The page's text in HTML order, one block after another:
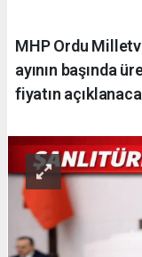
MHP Ordu
ayının başında
fiyatın